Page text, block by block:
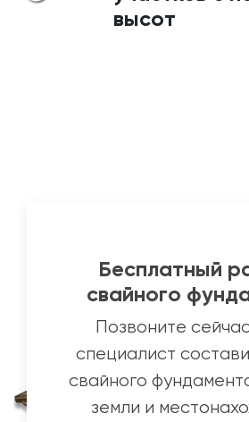
высот
Бесплатный
свайного
Позвоните
специалист
свайного
земли и